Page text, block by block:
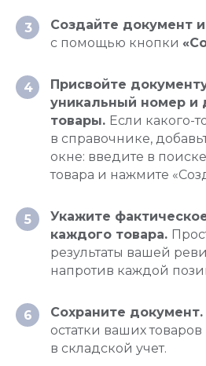
3
Создайте документ
с помощью кнопки
4
Присвойте
уникальный номер и
товары. Если какого-
в справочнике,
окне: введите в
товара и нажмите
5
Укажите
каждого товара.
результаты вашей
напротив каждой
6 Сохраните документ.
остатки ваших
в складской учет.